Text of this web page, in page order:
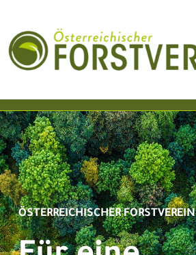
ÖSTERREICHISCHER FORSTVEREIN